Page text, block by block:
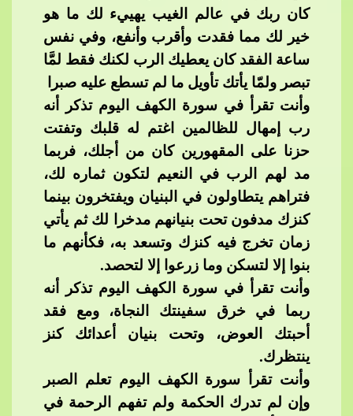
كان ربك في عالم الغيب يهييء لك ما هو
خير لك مما فقدت وأقرب وأنفع، وفي نفس
ساعة الفقد كان يعطيك الرب لكنك فقط لمَّا
تبصر ولمّا يأتك تأويل ما لم تسطع عليه صبرا
وأنت تقرأ في سورة الكهف اليوم تذكر أنه
رب إمهال للظالمين​​
اغتم له قلبك وتفتت
حزنا على المقهورين كان من أجلك، فربما
مد لهم الرب في النعيم لتكون ثماره لك،
فتراهم يتطاولون في البنيان ويفتخرون بينما
كنزك مدفون تحت بنيانهم مدخرا لك ثم يأتي
زمان تخرج فيه كنزك وتسعد به، فكأنهم ما
بنوا إلا لتسكن وما زرعوا إلا لتحصد.
وأنت ​​ تقرأ في سورة الكهف اليوم تذكر أنه
ربما في خرق سفينتك النجاة، ومع فقد
أحبتك العوض، وتحت بنيان أعدائك كنز
ينتظرك.
وأنت تقرأ سورة الكهف اليوم تعلم الصبر
وإن لم تدرك الحكمة ولم تفهم الرحمة في